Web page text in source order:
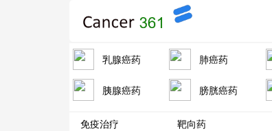
乳腺癌药 肺癌药
胰腺癌药 膀胱癌药
免疫治疗 靶向药